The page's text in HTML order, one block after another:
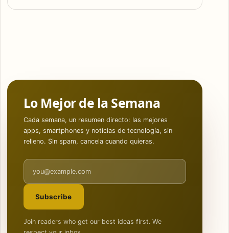
Lo Mejor de la Semana
Cada semana, un resumen directo: las mejores
apps, smartphones y noticias de tecnología, sin
relleno. Sin spam, cancela cuando quieras.
Email address
Subscribe
Join readers who get our best ideas first. We